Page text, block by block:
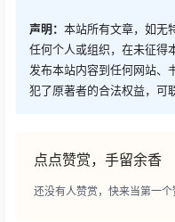
声明： 本站所有文章，如无
任何个人或组织，在未征得
发布本站内容到任何网站、
犯了原著者的合法权益，可
点点赞赏，手留余香
还没有人赞赏，快来当第一个